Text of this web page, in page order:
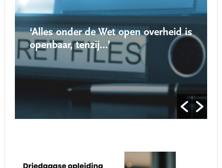
‘Alles onder de Wet open overheid is
openbaar, tenzij…’